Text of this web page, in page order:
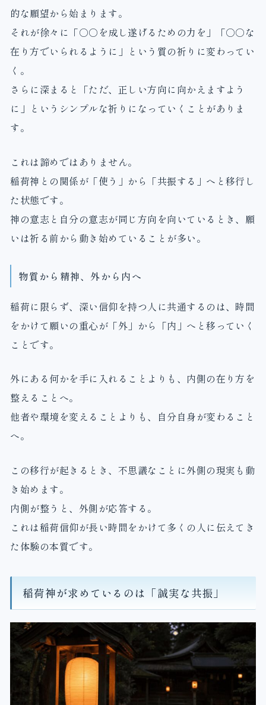
的な願望から始まります。
それが徐々に「○○を成し遂げるための力を」「○○な
在り方でいられるように」という質の祈りに変わってい
く。
さらに深まると「ただ、正しい方向に向かえますよう
に」というシンプルな祈りになっていくことがありま
す。
これは諦めではありません。
稲荷神との関係が「使う」から「共振する」へと移行し
た状態です。
神の意志と自分の意志が同じ方向を向いているとき、願
いは祈る前から動き始めていることが多い。
物質から精神、外から内へ
稲荷に限らず、深い信仰を持つ人に共通するのは、時間
をかけて願いの重心が「外」から「内」へと移っていく
ことです。
外にある何かを手に入れることよりも、内側の在り方を
整えることへ。
他者や環境を変えることよりも、自分自身が変わること
へ。
この移行が起きるとき、不思議なことに外側の現実も動
き始めます。
内側が整うと、外側が応答する。
これは稲荷信仰が長い時間をかけて多くの人に伝えてき
た体験の本質です。
稲荷神が求めているのは「誠実な共振」